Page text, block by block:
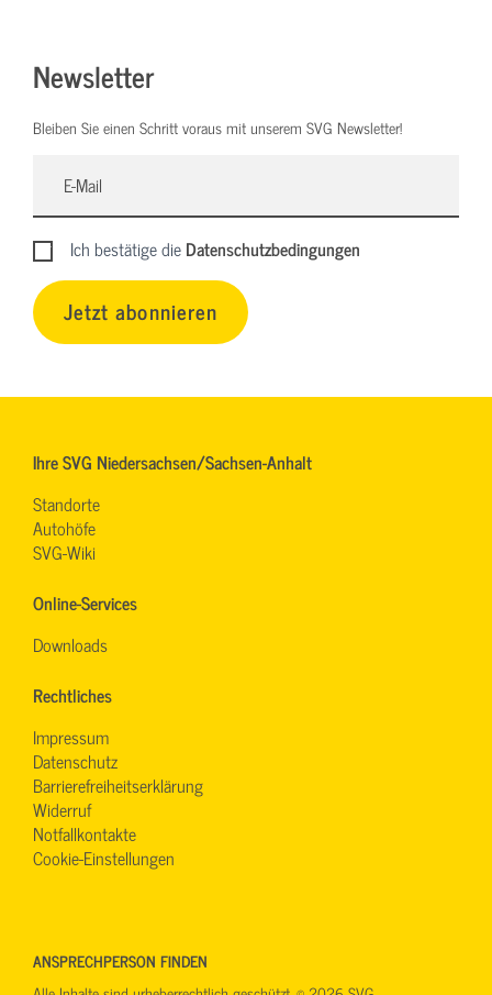
Newsletter
Bleiben Sie einen Schritt voraus mit unserem SVG Newsletter!
Ich bestätige dieDatenschutzbedingungen
Jetzt abonnieren
Ihre SVG Niedersachsen/Sachsen-Anhalt
Standorte
Autohöfe
SVG-Wiki
Online-Services
Downloads
Rechtliches
Impressum
Datenschutz
Barrierefreiheitserklärung
Widerruf
Notfallkontakte
Cookie-Einstellungen
ANSPRECHPERSON FINDEN